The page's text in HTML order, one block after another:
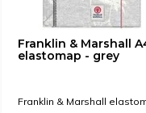
Franklin & Marshall
elastomap - grey
Franklin & Marshall